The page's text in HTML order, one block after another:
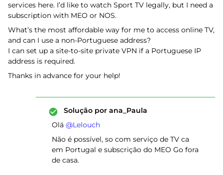
services here. I’d like to watch Sport TV legally, but I need a
subscription with MEO or NOS.
What’s the most affordable way for me to access online TV,
and can I use a non-Portuguese address?
I can set up a site-to-site private VPN if a Portuguese IP
address is required.
Thanks in advance for your help!
Solução por ana_Paula
Olá ​ @Lelouch
Não é possível, so com serviço de TV ca
em Portugal e subscrição do MEO Go fora
de casa.